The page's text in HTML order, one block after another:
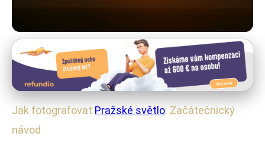
Techniky Noční Fotografie
Jak Fotografovat Prahu:
Úchvatné Světlo pro Začátečníky
11. 10. 2025
Jak fotografovat Pražské světlo: Začátečnický
návod